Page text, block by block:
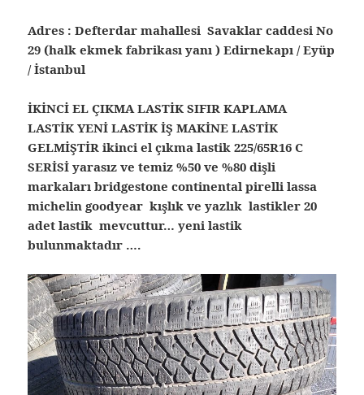
Adres : Defterdar mahallesi Savaklar caddesi No
29 (halk ekmek fabrikası yanı ) Edirnekapı / Eyüp
/ İstanbul
İKİNCİ EL ÇIKMA LASTİK SIFIR KAPLAMA
LASTİK YENİ LASTİK İŞ MAKİNE LASTİK
GELMİŞTİR ikinci el çıkma lastik 225/65R16 C
SERİSİ yarasız ve temiz %50 ve %80 dişli
markaları bridgestone continental pirelli lassa
michelin goodyear kışlık ve yazlık lastikler 20
adet lastik mevcuttur… yeni lastik
bulunmaktadır ….